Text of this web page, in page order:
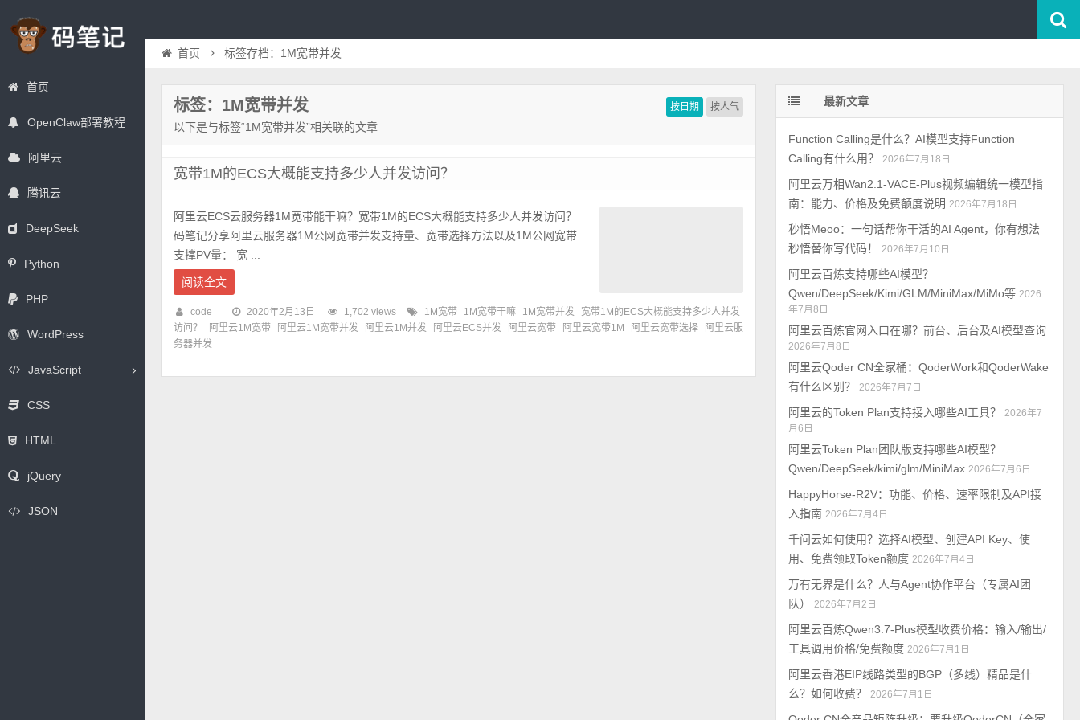
首页
OpenClaw部署教程
阿里云
腾讯云
DeepSeek
Python
PHP
WordPress
JavaScript
CSS
HTML
jQuery
JSON
首页 标签存档：1M宽带并发
按日期 按人气
标签：1M宽带并发
以下是与标签“1M宽带并发”相关联的文章
宽带1M的ECS大概能支持多少人并发访问？
阿里云ECS云服务器1M宽带能干嘛？宽带1M的ECS大概能支持多少人并发访问？
码笔记分享阿里云服务器1M公网宽带并发支持量、宽带选择方法以及1M公网宽带
支撑PV量： 宽 ...
阅读全文
code 2020年2月13日 1,702 views 1M宽带 1M宽带干嘛 1M宽带并发
宽带1M的ECS大概能支持多少人并发
访问？
阿里云1M宽带 阿里云1M宽带并发 阿里云1M并发 阿里云ECS并发 阿里云宽带 阿里云宽带1M 阿里云宽带选择
阿里云服
务器并发
最新文章
Function Calling是什么？AI模型支持Function
Calling有什么用？
2026年7月18日
阿里云万相Wan2.1-VACE-Plus视频编辑统一模型指
南：能力、价格及免费额度说明 2026年7月18日
秒悟Meoo：一句话帮你干活的AI Agent，你有想法
秒悟替你写代码！
2026年7月10日
阿里云百炼支持哪些AI模型？
Qwen/DeepSeek/Kimi/GLM/MiniMax/MiMo等 2026
年7月8日
阿里云百炼官网入口在哪？前台、后台及AI模型查询
2026年7月8日
阿里云Qoder CN全家桶：QoderWork和QoderWake
有什么区别？
2026年7月7日
阿里云的Token Plan支持接入哪些AI工具？
2026年7
月6日
阿里云Token Plan团队版支持哪些AI模型？
Qwen/DeepSeek/kimi/glm/MiniMax 2026年7月6日
HappyHorse-R2V：功能、价格、速率限制及API接
入指南 2026年7月4日
千问云如何使用？选择AI模型、创建API Key、使
用、免费领取Token额度 2026年7月4日
万有无界是什么？人与Agent协作平台（专属AI团
队）
2026年7月2日
阿里云百炼Qwen3.7-Plus模型收费价格：输入/输出/
工具调用价格/免费额度 2026年7月1日
阿里云香港EIP线路类型的BGP（多线）精品是什
么？如何收费？
2026年7月1日